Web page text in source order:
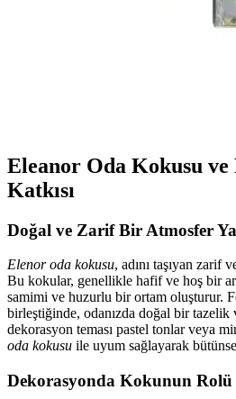
İstanbul’da Oda Kokusu
Eleanor Oda Kokusu ve
Katkısı
Doğal ve Zarif Bir Atmosfer
Elenor oda kokusu, adını taşıyan zarif
Bu kokular, genellikle hafif ve hoş bir
samimi ve huzurlu bir ortam oluşturur.
birleştiğinde, odanızda doğal bir tazelik
dekorasyon teması pastel tonlar veya
oda kokusu ile uyum sağlayarak
Dekorasyonda Kokunun Rolü